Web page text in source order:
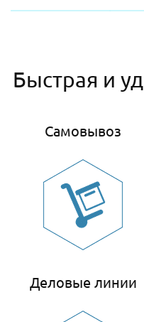
Быстрая и
Самовывоз
Деловые линии